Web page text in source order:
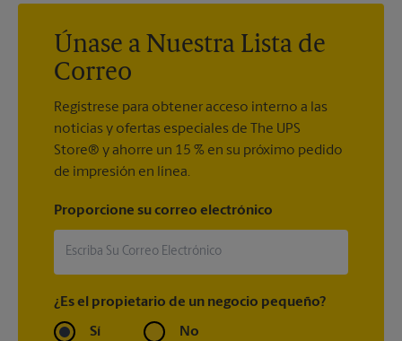
Únase a Nuestra Lista de
Correo
Regístrese para obtener acceso interno a las
noticias y ofertas especiales de The UPS
Store® y ahorre un 15 % en su próximo pedido
de impresión en línea.
Proporcione su correo electrónico
¿Es el propietario de un negocio pequeño?
Sí No